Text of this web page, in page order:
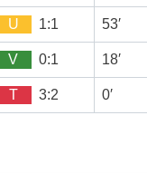
U 1:1 53′
V 0:1 18′
T 3:2 0′